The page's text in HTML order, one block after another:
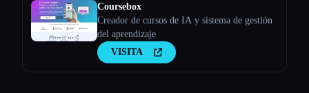
Coursebox
Creador de cursos de IA y sistema de gestión
del aprendizaje
VISITA